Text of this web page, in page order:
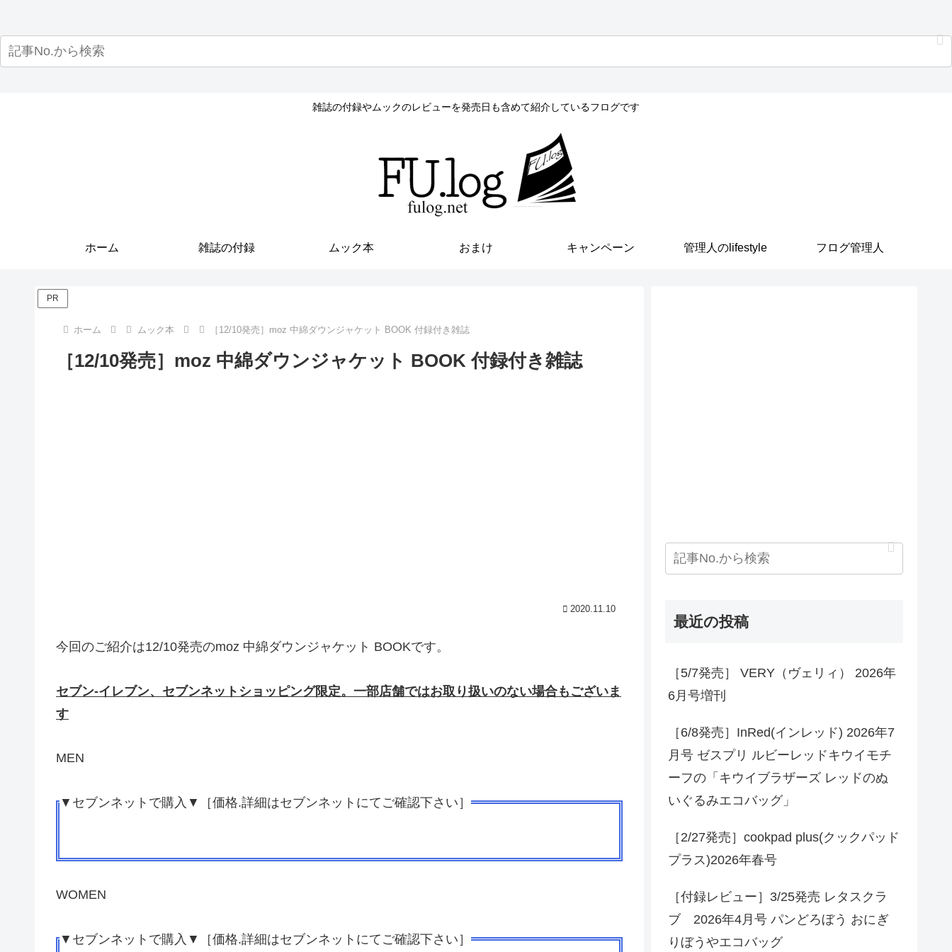
雑誌の付録やムックのレビューを発売日も含めて紹介しているフログです
ホーム 雑誌の付録 ムック本 おまけ キャンペーン 管理人のlifestyle フログ管理人
PR
ホーム ムック本 ［12/10発売］moz 中綿ダウンジャケット BOOK 付録付き雑誌
［12/10発売］moz 中綿ダウンジャケット BOOK 付録付き雑誌
2020.11.10
今回のご紹介は12/10発売のmoz 中綿ダウンジャケット BOOKです。
セブン‐イレブン、セブンネットショッピング限定。 一部店舗ではお取り扱いのない場合もございま
す
MEN
▼セブンネットで購入▼［価格.詳細はセブンネットにてご確認下さい］
WOMEN
▼セブンネットで購入▼［価格.詳細はセブンネットにてご確認下さい］
最近の投稿
［5/7発売］ VERY（ヴェリィ） 2026年
6月号増刊
［6/8発売］InRed(インレッド) 2026年7
月号 ゼスプリ ルビーレッドキウイモチ
ーフの「キウイブラザーズ レッドのぬ
いぐるみエコバッグ」
［2/27発売］cookpad plus(クックパッド
プラス)2026年春号
［付録レビュー］3/25発売 レタスクラ
ブ 2026年4月号 パンどろぼう おにぎ
りぼうやエコバッグ